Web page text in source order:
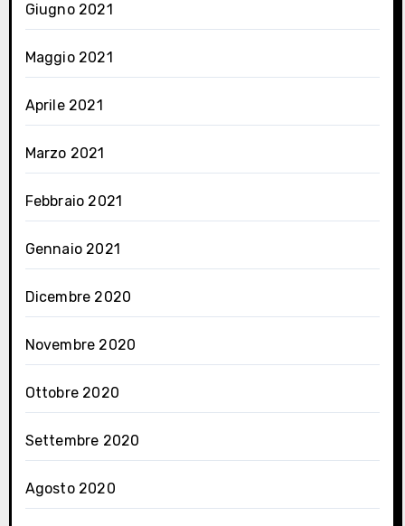
Giugno 2021
Maggio 2021
Aprile 2021
Marzo 2021
Febbraio 2021
Gennaio 2021
Dicembre 2020
Novembre 2020
Ottobre 2020
Settembre 2020
Agosto 2020